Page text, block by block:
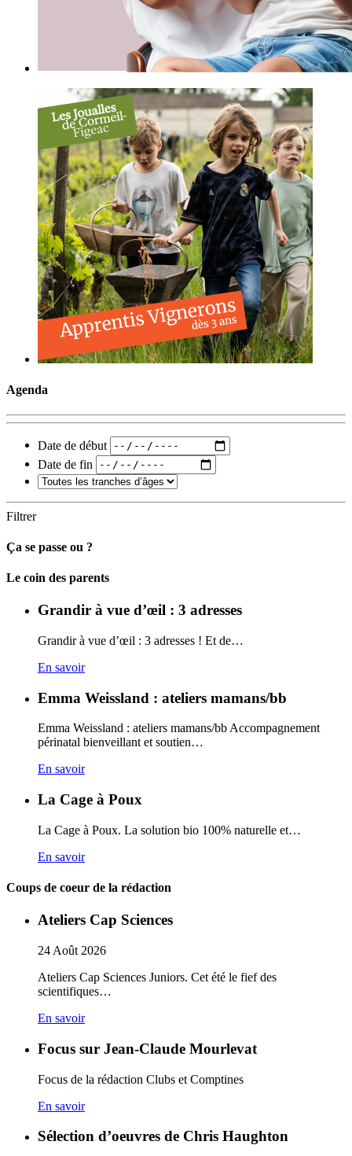
Agenda
Date de début
Date de fin
Filtrer
Ça se passe ou ?
Carto
Le coin des parents
Grandir à vue d’œil : 3 adresses
Grandir à vue d’œil : 3 adresses ! Et de…
En savoir
Emma Weissland : ateliers mamans/bb
Emma Weissland : ateliers mamans/bb Accompagnement
périnatal bienveillant et soutien…
En savoir
La Cage à Poux
La Cage à Poux. La solution bio 100% naturelle et…
En savoir
Coups de coeur de la rédaction
Ateliers Cap Sciences
24 Août 2026
Ateliers Cap Sciences Juniors. Cet été le fief des
scientifiques…
En savoir
Focus sur Jean-Claude Mourlevat
Focus de la rédaction Clubs et Comptines
En savoir
Sélection d’oeuvres de Chris Haughton